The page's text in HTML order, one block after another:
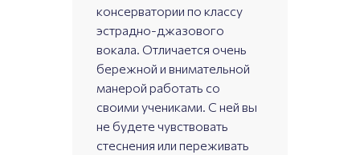
консерватории по классу
эстрадно-джазового
вокала. Отличается очень
бережной и внимательной
манерой работать со
своими учениками. С ней вы
не будете чувствовать
стеснения или переживать